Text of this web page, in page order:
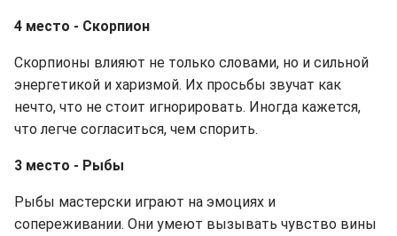
4 место - Скорпион
Скорпионы влияют не только словами, но и сильной
энергетикой и харизмой. Их просьбы звучат как
нечто, что не стоит игнорировать. Иногда кажется,
что легче согласиться, чем спорить.
3 место - Рыбы
Рыбы мастерски играют на эмоциях и
сопереживании. Они умеют вызывать чувство вины